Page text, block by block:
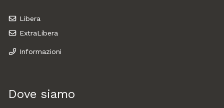
Libera
ExtraLibera
Informazioni
Dove siamo